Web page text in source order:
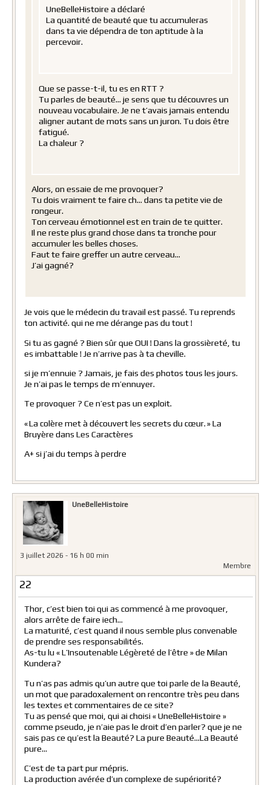
UneBelleHistoire a déclaré
La quantité de beauté que tu accumuleras
dans ta vie dépendra de ton aptitude à la
percevoir.
Que se passe-t-il, tu es en RTT ?
Tu parles de beauté… je sens que tu découvres un
nouveau vocabulaire. Je ne t’avais jamais entendu
aligner autant de mots sans un juron. Tu dois être
fatigué.
La chaleur ?
Alors, on essaie de me provoquer?
Tu dois vraiment te faire ch… dans ta petite vie de
rongeur.
Ton cerveau émotionnel est en train de te quitter.
Il ne reste plus grand chose dans ta tronche pour
accumuler les belles choses.
Faut te faire greffer un autre cerveau…
J’ai gagné?
Je vois que le médecin du travail est passé. Tu reprends
ton activité. qui ne me dérange pas du tout !
Si tu as gagné ? Bien sûr que OUI ! Dans la grossièreté, tu
es imbattable ! Je n’arrive pas à ta cheville.
si je m’ennuie ? Jamais, je fais des photos tous les jours.
Je n’ai pas le temps de m’ennuyer.
Te provoquer ? Ce n’est pas un exploit.
« La colère met à découvert les secrets du cœur. » La
Bruyère dans Les Caractères
A+ si j’ai du temps à perdre
UneBelleHistoire
3 juillet 2026 - 16 h 00 min
Membre
22
Thor, c’est bien toi qui as commencé à me provoquer,
alors arrête de faire iech…
La maturité, c’est quand il nous semble plus convenable
de prendre ses responsabilités.
As-tu lu « L’Insoutenable Légèreté de l’être » de Milan
Kundera?
Tu n’as pas admis qu’un autre que toi parle de la Beauté,
un mot que paradoxalement on rencontre très peu dans
les textes et commentaires de ce site?
Tu as pensé que moi, qui ai choisi « UneBelleHistoire »
comme pseudo, je n’aie pas le droit d’en parler? que je ne
sais pas ce qu’est la Beauté? La pure Beauté…La Beauté
pure…
C’est de ta part pur mépris.
La production avérée d’un complexe de supériorité?